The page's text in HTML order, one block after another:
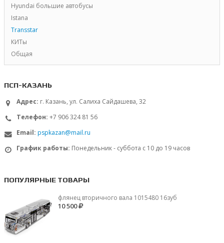
Hyundai большие автобусы
Istana
Transstar
КИТы
Общая
ПСП-КАЗАНЬ
Адрес: г. Казань, ул. Салиха Сайдашева, 32
Телефон: +7 906 324 81 56
Email: pspkazan@mail.ru
График работы: Понедельник - суббота с 10 до 19 часов
ПОПУЛЯРНЫЕ ТОВАРЫ
флянец вторичного вала 1015480 16зуб
10 500